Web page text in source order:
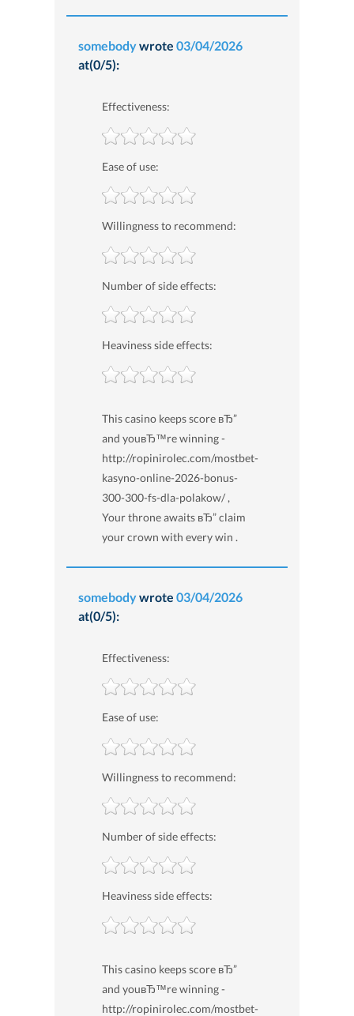
somebodywrote 03/04/2026
at(0/5):
Effectiveness:
Ease of use:
Willingness to recommend:
Number of side effects:
Heaviness side effects:
This casino keeps score вЂ”
and youвЂ™re winning -
http://ropinirolec.com/mostbet-
kasyno-online-2026-bonus-
300-300-fs-dla-polakow/ ,
Your throne awaits вЂ” claim
your crown with every win .
somebodywrote 03/04/2026
at(0/5):
Effectiveness:
Ease of use:
Willingness to recommend:
Number of side effects:
Heaviness side effects:
This casino keeps score вЂ”
and youвЂ™re winning -
http://ropinirolec.com/mostbet-